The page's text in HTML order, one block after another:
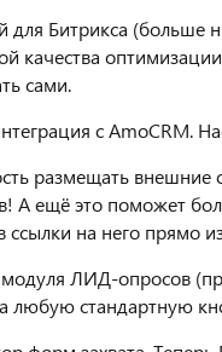
для Битрикса (больше
качества
сами.
с AmoCRM.
размещать внешние
А ещё это поможет
ссылки на него прямо
ЛИД-опросов
любую стандартную